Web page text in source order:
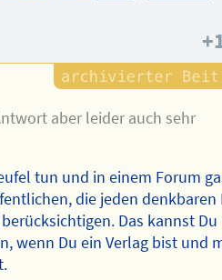
aber leider auch sehr
tun und in einem Forum
die jeden denkbaren
Das kannst Du
wenn Du ein Verlag bist und